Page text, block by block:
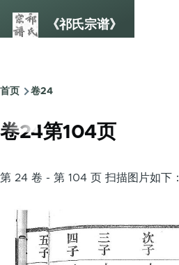
《祁氏宗谱》
面
包
屑
首页 卷24
卷24第104页
第 24 卷 - 第 104 页 扫描图片如下：